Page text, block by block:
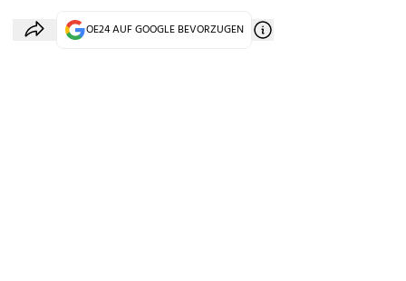
OE24 AUF GOOGLE BEVORZUGEN